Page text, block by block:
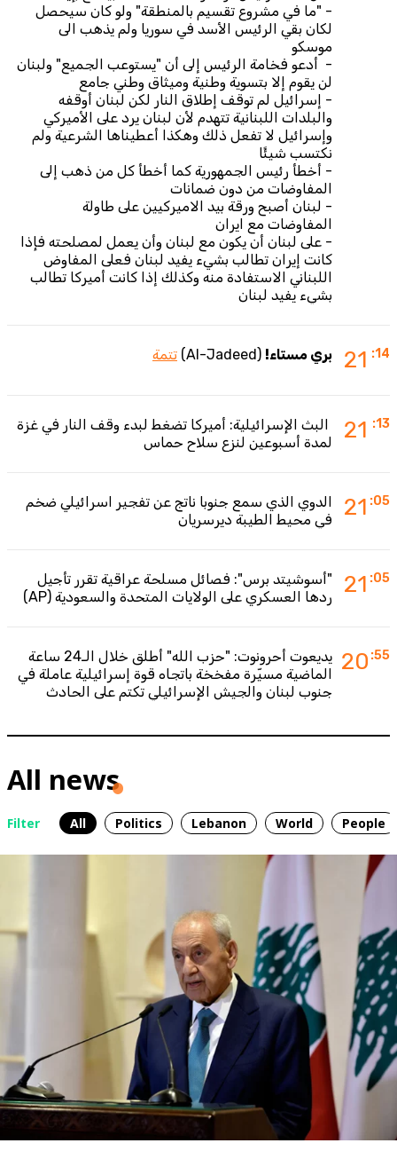
- "ما في مشروع تقسيم بالمنطقة" ولو كان سيحصل
لكان بقي الرئيس الأسد في سوريا ولم يذهب الى
موسكو
- أدعو فخامة الرئيس إلى أن "يستوعب الجميع" ولبنان
لن يقوم إلا بتسوية وطنية وميثاق وطني جامع
- إسرائيل لم توقف إطلاق النار لكن لبنان أوقفه
والبلدات اللبنانية تتهدم لأن لبنان يرد على الأميركي
وإسرائيل لا تفعل ذلك وهكذا أعطيناها الشرعية ولم
نكتسب شيئًا
- أخطأ رئيس الجمهورية كما أخطأ كل من ذهب إلى
المفاوضات من دون ضمانات
- لبنان أصبح ورقة بيد الاميركيين على طاولة
المفاوضات مع ايران
- على لبنان أن يكون مع لبنان وأن يعمل لمصلحته فإذا
كانت إيران تطالب بشيء يفيد لبنان فعلى المفاوض
اللبناني الاستفادة منه وكذلك إذا كانت أميركا تطالب
بشيء يفيد لبنان
21 :14 بري مستاء! (Al-Jadeed) تتمة
21 :13
البث الإسرائيلية: أميركا تضغط لبدء وقف النار في غزة
لمدة أسبوعين لنزع سلاح حماس
21 :05
الدوي الذي سمع جنوبا ناتج عن تفجير اسرائيلي ضخم
في محيط الطيبة ديرسريان
21 :05
"أسوشيتد برس": فصائل مسلحة عراقية تقرر تأجيل
ردها العسكري على الولايات المتحدة والسعودية (AP)
20 :55
يديعوت أحرونوت: "حزب الله" أطلق خلال الـ24 ساعة
الماضية مسيّرة مفخخة باتجاه قوة إسرائيلية عاملة في
جنوب لبنان والجيش الإسرائيلي تكتم على الحادث
All news
Filter All Politics Lebanon World People